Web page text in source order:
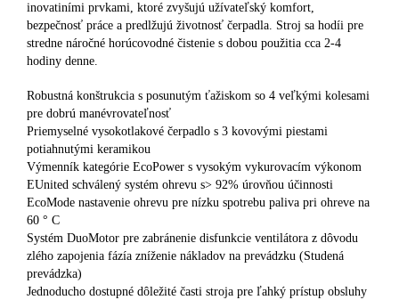
inovatiními prvkami, ktoré zvyšujú užívateľský komfort,
bezpečnosť práce a predlžujú životnosť čerpadla. Stroj sa hodíi pre
stredne náročné horúcovodné čistenie s dobou použitia cca 2-4
hodiny denne.
Robustná konštrukcia s posunutým ťažiskom so 4 veľkými kolesami
pre dobrú manévrovateľnosť
Priemyselné vysokotlakové čerpadlo s 3 kovovými piestami
potiahnutými keramikou
Výmenník kategórie EcoPower s vysokým vykurovacím výkonom
EUnited schválený systém ohrevu s> 92% úrovňou účinnosti
EcoMode nastavenie ohrevu pre nízku spotrebu paliva pri ohreve na
60 ° C
Systém DuoMotor pre zabránenie disfunkcie ventilátora z dôvodu
zlého zapojenia fázía zníženie nákladov na prevádzku (Studená
prevádzka)
Jednoducho dostupné dôležité časti stroja pre ľahký prístup obsluhy